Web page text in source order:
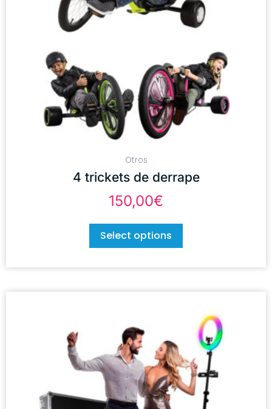
Otros
4 trickets de derrape
150,00€
Select options